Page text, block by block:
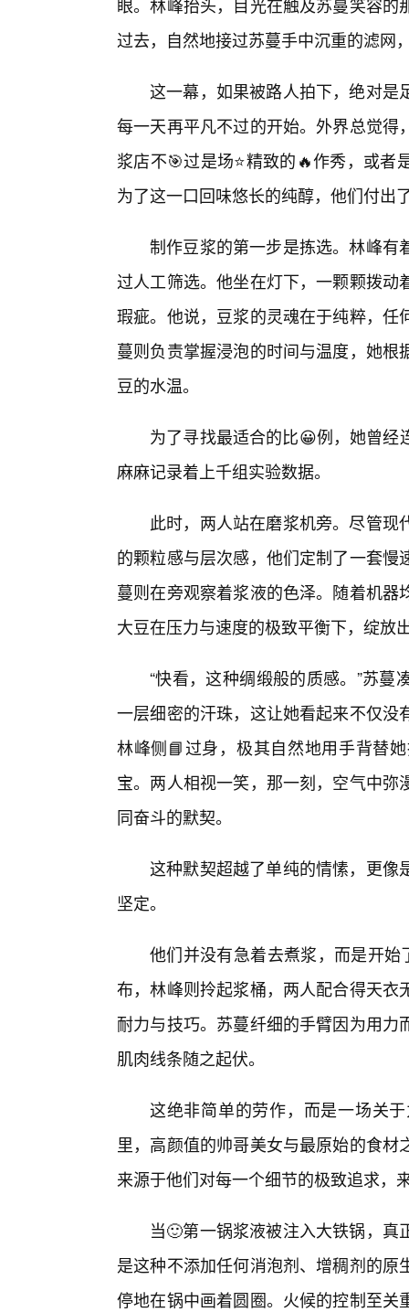
过去，自然地接过苏蔓手中沉重的滤网
这一幕，如果被路人拍下，绝对是
每一天再平凡不过的开始。外界总觉
浆店不🎯过是场⭐精致的🔥作秀，或
为了这一口回味悠长的纯醇，他们付出
制作豆浆的第一步是拣选。林峰有
过人工筛选。他坐在灯下，一颗颗拨
瑕疵。他说，豆浆的灵魂在于纯粹，
蔓则负责掌握浸泡的时间与温度，她
豆的水温。
为了寻找最适合的比😀例，她曾
麻麻记录着上千组实验数据。
此时，两人站在磨浆机旁。尽管
的颗粒感与层次感，他们定制了一套
蔓则在旁观察着浆液的色泽。随着机
大豆在压力与速度的极致平衡下，绽放
“快看，这种绸缎般的质感。”苏
一层细密的汗珠，这让她看起来不仅
林峰侧📘过身，极其自然地用手背替
宝。两人相视一笑，那一刻，空气中
同奋斗的默契。
这种默契超越了单纯的情愫，更像
坚定。
他们并没有急着去煮浆，而是开始
布，林峰则拎起浆桶，两人配合得天
耐力与技巧。苏蔓纤细的手臂因为用
肌肉线条随之起伏。
这绝非简单的劳作，而是一场关
里，高颜值的帅哥美女与最原始的食
来源于他们对每一个细节的极致追求，
当🙂第一锅浆液被注入大铁锅，
是这种不添加任何消泡剂、增稠剂的
停地在锅中画着圆圈。火候的控制至